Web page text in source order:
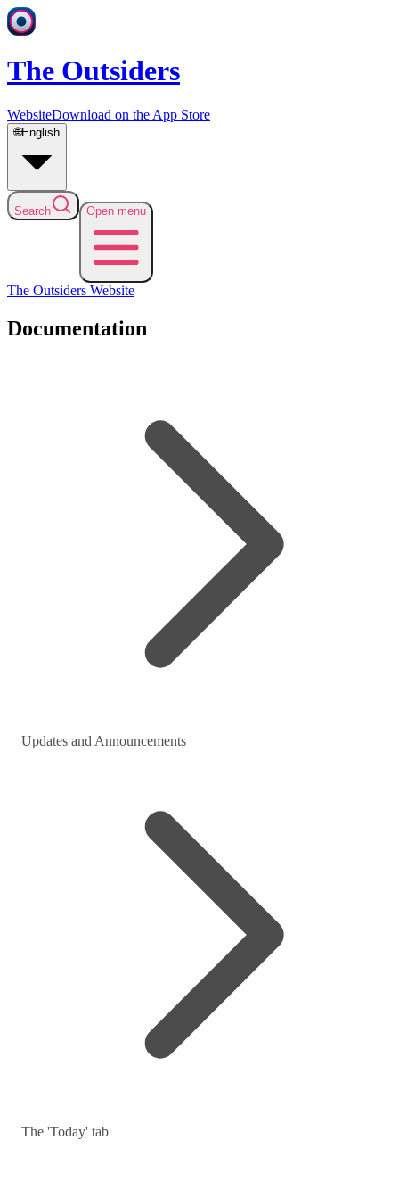
The Outsiders
WebsiteDownload on the App Store
🌐English
Search Open menu
The Outsiders Website
Documentation
Updates and Announcements
The 'Today' tab